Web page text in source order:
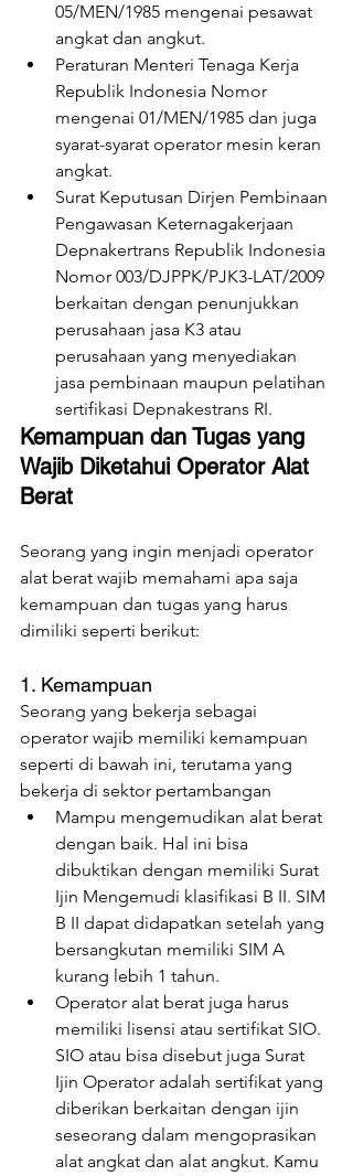
05/MEN/1985 mengenai pesawat
angkat dan angkut.
Peraturan Menteri Tenaga Kerja
Republik Indonesia Nomor
mengenai 01/MEN/1985 dan juga
syarat-syarat operator mesin keran
angkat.
Surat Keputusan Dirjen Pembinaan
Pengawasan Keternagakerjaan
Depnakertrans Republik Indonesia
Nomor 003/DJPPK/PJK3-LAT/2009
berkaitan dengan penunjukkan
perusahaan jasa K3 atau
perusahaan yang menyediakan
jasa pembinaan maupun pelatihan
sertifikasi Depnakestrans RI.
Kemampuan dan Tugas yang
Wajib Diketahui Operator Alat
Berat
Seorang yang ingin menjadi operator
alat berat wajib memahami apa saja
kemampuan dan tugas yang harus
dimiliki seperti berikut:
1. Kemampuan
Seorang yang bekerja sebagai
operator wajib memiliki kemampuan
seperti di bawah ini, terutama yang
bekerja di sektor pertambangan
Mampu mengemudikan alat berat
dengan baik. Hal ini bisa
dibuktikan dengan memiliki Surat
Ijin Mengemudi klasifikasi B II. SIM
B II dapat didapatkan setelah yang
bersangkutan memiliki SIM A
kurang lebih 1 tahun.
Operator alat berat juga harus
memiliki lisensi atau sertifikat SIO.
SIO atau bisa disebut juga Surat
Ijin Operator adalah sertifikat yang
diberikan berkaitan dengan ijin
seseorang dalam mengoprasikan
alat angkat dan alat angkut. Kamu